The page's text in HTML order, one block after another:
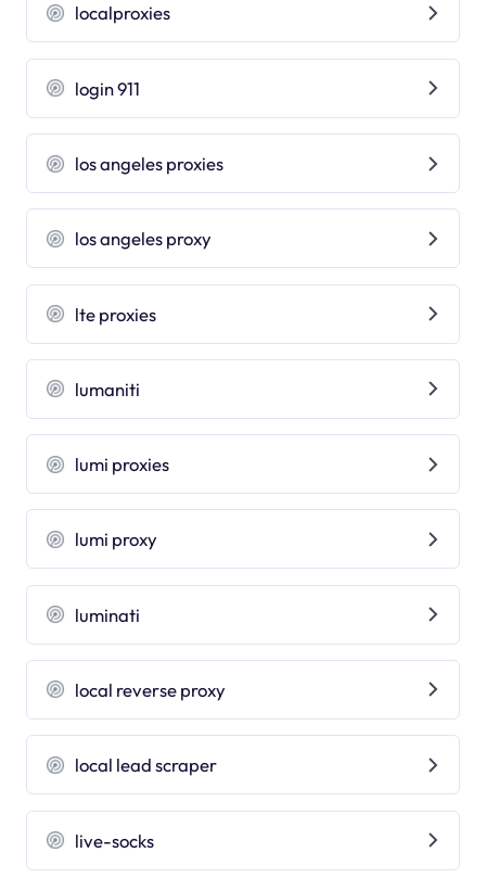
localproxies
login 911
los angeles proxies
los angeles proxy
lte proxies
lumaniti
lumi proxies
lumi proxy
luminati
local reverse proxy
local lead scraper
live-socks